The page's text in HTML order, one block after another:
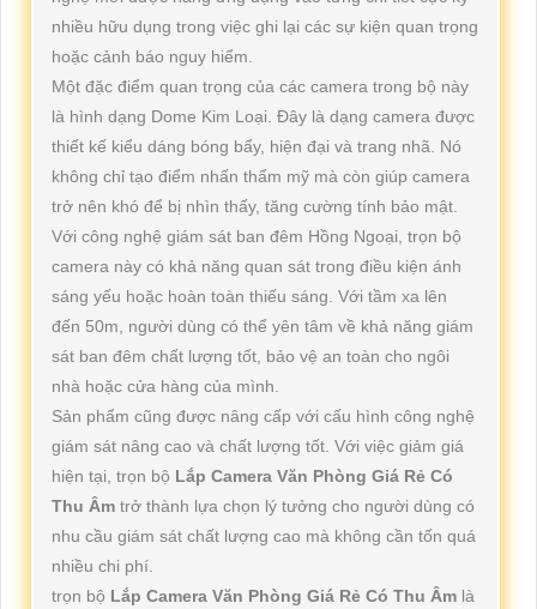
nhiều hữu dụng trong việc ghi lại các sự kiện quan trọng
hoặc cảnh báo nguy hiểm.
Một đặc điểm quan trọng của các camera trong bộ này
là hình dạng Dome Kim Loại. Đây là dạng camera được
thiết kế kiểu dáng bóng bẩy, hiện đại và trang nhã. Nó
không chỉ tạo điểm nhấn thẩm mỹ mà còn giúp camera
trở nên khó để bị nhìn thấy, tăng cường tính bảo mật.
Với công nghệ giám sát ban đêm Hồng Ngoại, trọn bộ
camera này có khả năng quan sát trong điều kiện ánh
sáng yếu hoặc hoàn toàn thiếu sáng. Với tầm xa lên
đến 50m, người dùng có thể yên tâm về khả năng giám
sát ban đêm chất lượng tốt, bảo vệ an toàn cho ngôi
nhà hoặc cửa hàng của mình.
Sản phẩm cũng được nâng cấp với cấu hình công nghệ
giám sát nâng cao và chất lượng tốt. Với việc giảm giá
hiện tại, trọn bộ Lắp Camera Văn Phòng Giá Rẻ Có
Thu Âm trở thành lựa chọn lý tưởng cho người dùng có
nhu cầu giám sát chất lượng cao mà không cần tốn quá
nhiều chi phí.
trọn bộ Lắp Camera Văn Phòng Giá Rẻ Có Thu Âm là